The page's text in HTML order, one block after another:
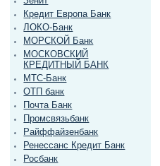
Кредит Европа Банк
ЛОКО-Банк
МОРСКОЙ Банк
МОСКОВСКИЙ
КРЕДИТНЫЙ БАНК
МТС-Банк
ОТП банк
Почта Банк
Промсвязьбанк
Райффайзенбанк
Ренессанс Кредит Банк
Росбанк